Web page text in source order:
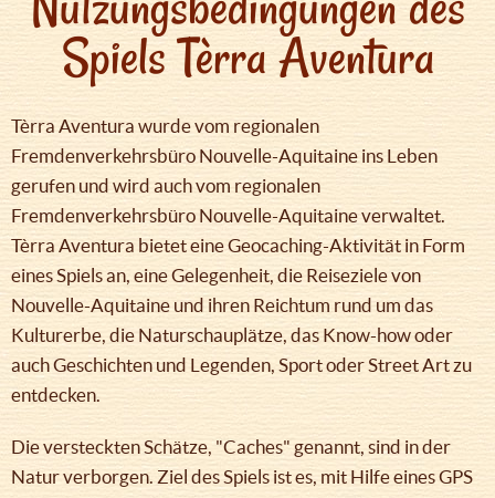
Spiels Tèrra Aventura
Tèrra Aventura wurde vom regionalen
Fremdenverkehrsbüro Nouvelle-Aquitaine ins Leben
gerufen und wird auch vom regionalen
Fremdenverkehrsbüro Nouvelle-Aquitaine verwaltet.
Tèrra Aventura bietet eine Geocaching-Aktivität in Form
eines Spiels an, eine Gelegenheit, die Reiseziele von
Nouvelle-Aquitaine und ihren Reichtum rund um das
Kulturerbe, die Naturschauplätze, das Know-how oder
auch Geschichten und Legenden, Sport oder Street Art zu
entdecken.
Die versteckten Schätze, "Caches" genannt, sind in der
Natur verborgen. Ziel des Spiels ist es, mit Hilfe eines GPS